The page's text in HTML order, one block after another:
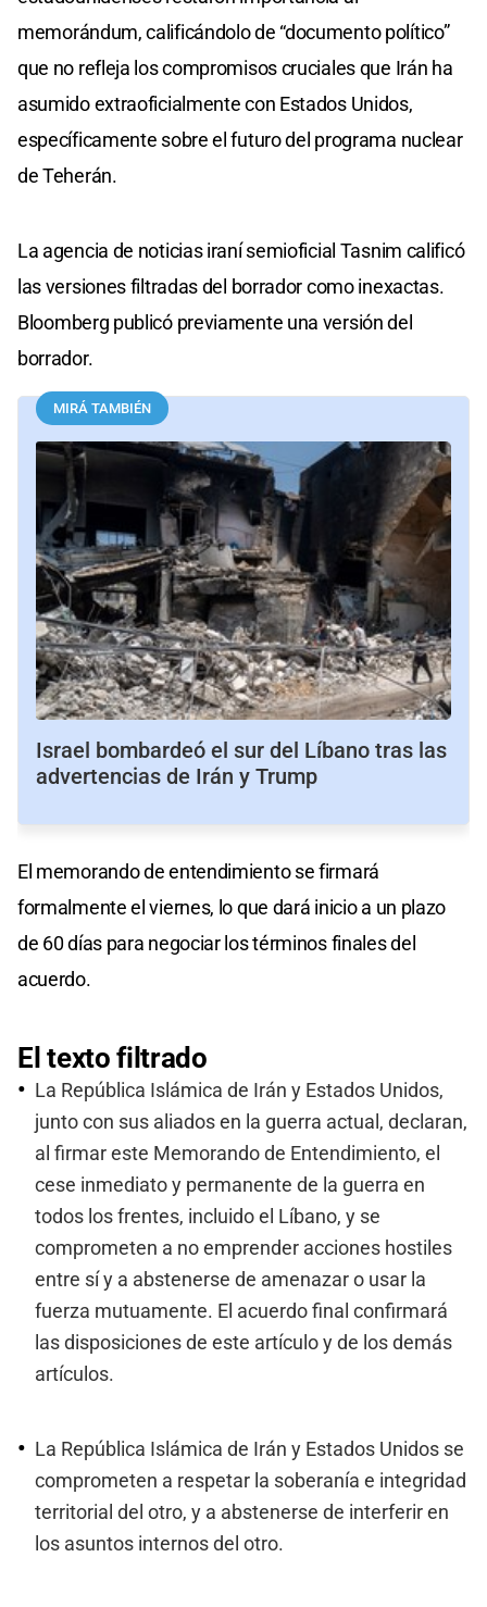
memorándum, calificándolo de “documento político”
que no refleja los compromisos cruciales que Irán ha
asumido extraoficialmente con Estados Unidos,
específicamente sobre el futuro del programa nuclear
de Teherán.
La agencia de noticias iraní semioficial Tasnim calificó
las versiones filtradas del borrador como inexactas.
Bloomberg publicó previamente una versión del
borrador.
MIRÁ TAMBIÉN
Israel bombardeó el sur del Líbano tras las
advertencias de Irán y Trump
El memorando de entendimiento se firmará
formalmente el viernes, lo que dará inicio a un plazo
de 60 días para negociar los términos finales del
acuerdo.
El texto filtrado
La República Islámica de Irán y Estados Unidos,
junto con sus aliados en la guerra actual, declaran,
al firmar este Memorando de Entendimiento, el
cese inmediato y permanente de la guerra en
todos los frentes, incluido el Líbano, y se
comprometen a no emprender acciones hostiles
entre sí y a abstenerse de amenazar o usar la
fuerza mutuamente. El acuerdo final confirmará
las disposiciones de este artículo y de los demás
artículos.
La República Islámica de Irán y Estados Unidos se
comprometen a respetar la soberanía e integridad
territorial del otro, y a abstenerse de interferir en
los asuntos internos del otro.